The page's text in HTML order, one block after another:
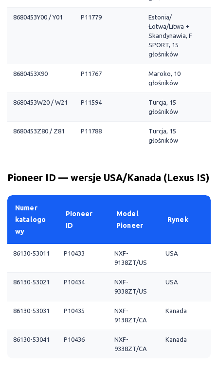
8680453Y00 / Y01 P11779
Estonia/
Łotwa/Litwa +
Skandynawia, F
SPORT, 15
głośników
8680453X90 P11767
Maroko, 10
głośników
8680453W20 / W21 P11594
Turcja, 15
głośników
8680453Z80 / Z81 P11788
Turcja, 15
głośników
Pioneer ID — wersje USA/Kanada (Lexus IS)
Numer
katalogo
wy
Pioneer
ID
Model
Pioneer
Rynek
86130-53011 P10433
NXF-
9138ZT/US
USA
86130-53021 P10434
NXF-
9338ZT/US
USA
86130-53031 P10435
NXF-
9138ZT/CA
Kanada
86130-53041 P10436
NXF-
9338ZT/CA
Kanada